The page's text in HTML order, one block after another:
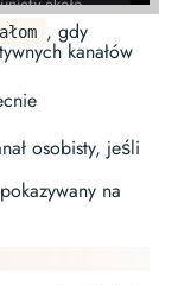
, gdy
kanałów
osobisty, jeśli
na